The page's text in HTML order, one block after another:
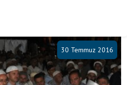
30 Temmuz 2016